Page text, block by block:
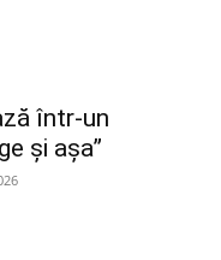
într-un
și așa”